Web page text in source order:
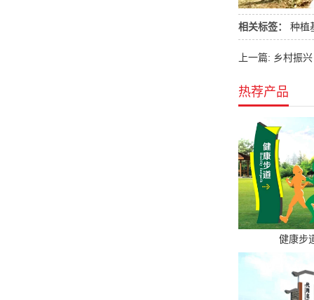
相关标签： 种植
上一篇: 乡村振
热荐产品
健康步